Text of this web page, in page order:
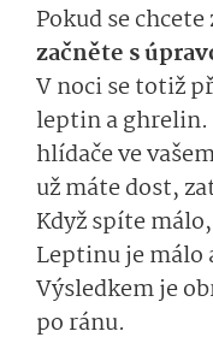
Pokud se
začněte s
V noci se totiž
leptin a ghrelin.
hlídače ve
už máte dost,
Když spíte
Leptinu je
Výsledkem je
po ránu.